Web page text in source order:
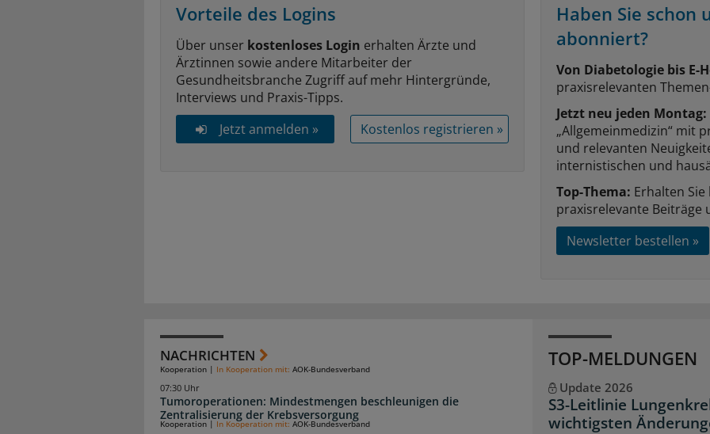
Vorteile des Logins
Über unser kostenloses Login erhalten Ärzte und
Ärztinnen sowie andere Mitarbeiter der
Gesundheitsbranche Zugriff auf mehr Hintergründe,
Interviews und Praxis-Tipps.
Jetzt anmelden »
Kostenlos registrieren »
Haben Sie schon
abonniert?
Von Diabetologie bis E-
praxisrelevanten
Jetzt neu jeden Montag:
„Allgemeinmedizin“ mit
und relevanten
internistischen und
Top-Thema: Erhalten
praxisrelevante Beiträge
Newsletter bestellen »
NACHRICHTEN
Tumoroperationen: Mindestmengen beschleunigen die
Zentralisierung der Krebsversorgung
Kooperation | In Kooperation mit: AOK-Bundesverband
07:30 Uhr
Kooperation | In Kooperation mit: AOK-Bundesverband
TOP-MELDUNGEN
Update 2026
S3-Leitlinie
wichtigsten